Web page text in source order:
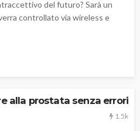
del futuro? Sarà un
controllato via wireless e
alla prostata senza errori
1.5k